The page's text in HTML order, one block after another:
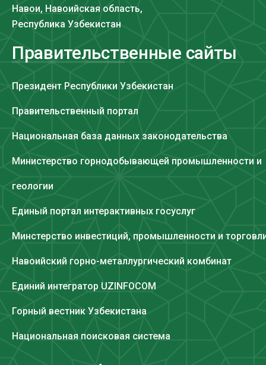
Навои, Навоийская область,
Республика Узбекистан
Правительственные сайты
Президент Республики Узбекистан
Правительственный портал
Национальная база данных законодательства
Министерство горнодобывающей промышленности и
геологии
Единый портал интерактивных госуслуг
Минстерство инвестиций, промышленности и
Навоийский горно-металлургический комбинат
Единий интегратор UZINFOCOM
Горный вестник Узбекистана
Национальная поисковая система